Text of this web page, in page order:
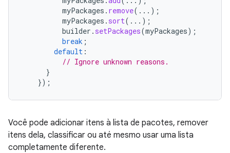
myPackages . remove(...);
myPackages . sort(...);
builder . setPackages(myPackages);
break ;
default :
// Ignore unknown reasons.
}
});
Você pode adicionar itens à lista de pacotes, remover
itens dela, classificar ou até mesmo usar uma lista
completamente diferente.